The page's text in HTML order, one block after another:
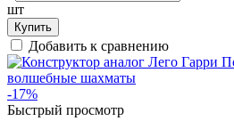
шт
Купить
Добавить к сравнению
-17%
Быстрый просмотр